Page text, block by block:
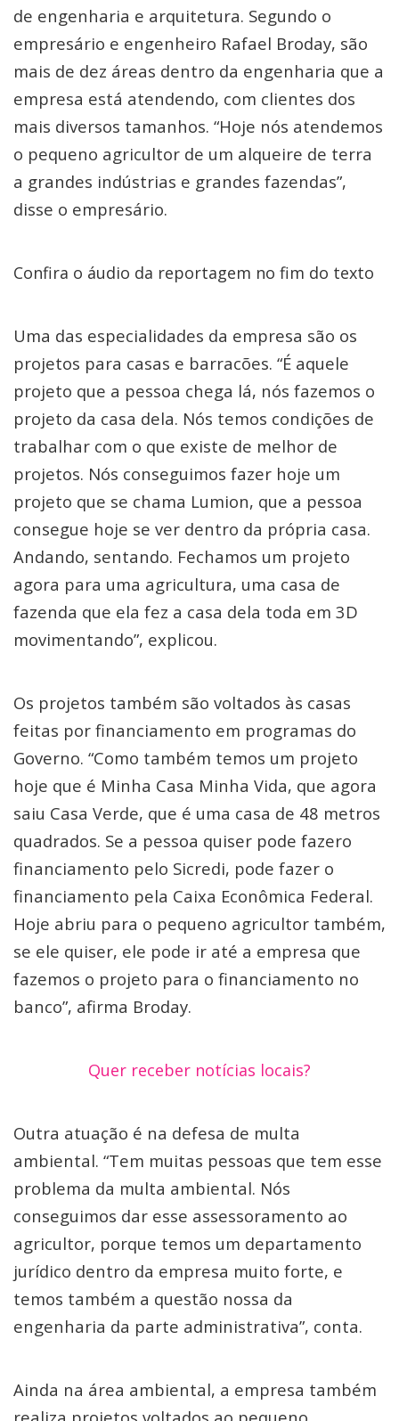
de engenharia e arquitetura. Segundo o
empresário e engenheiro Rafael Broday, são
mais de dez áreas dentro da engenharia que a
empresa está atendendo, com clientes dos
mais diversos tamanhos. “Hoje nós atendemos
o pequeno agricultor de um alqueire de terra
a grandes indústrias e grandes fazendas”,
disse o empresário.
Confira o áudio da reportagem no fim do texto
Uma das especialidades da empresa são os
projetos para casas e barracões. “É aquele
projeto que a pessoa chega lá, nós fazemos o
projeto da casa dela. Nós temos condições de
trabalhar com o que existe de melhor de
projetos. Nós conseguimos fazer hoje um
projeto que se chama Lumion, que a pessoa
consegue hoje se ver dentro da própria casa.
Andando, sentando. Fechamos um projeto
agora para uma agricultura, uma casa de
fazenda que ela fez a casa dela toda em 3D
movimentando”, explicou.
Os projetos também são voltados às casas
feitas por financiamento em programas do
Governo. “Como também temos um projeto
hoje que é Minha Casa Minha Vida, que agora
saiu Casa Verde, que é uma casa de 48 metros
quadrados. Se a pessoa quiser pode fazero
financiamento pelo Sicredi, pode fazer o
financiamento pela Caixa Econômica Federal.
Hoje abriu para o pequeno agricultor também,
se ele quiser, ele pode ir até a empresa que
fazemos o projeto para o financiamento no
banco”, afirma Broday.
Quer receber notícias locais?
Outra atuação é na defesa de multa
ambiental. “Tem muitas pessoas que tem esse
problema da multa ambiental. Nós
conseguimos dar esse assessoramento ao
agricultor, porque temos um departamento
jurídico dentro da empresa muito forte, e
temos também a questão nossa da
engenharia da parte administrativa”, conta.
Ainda na área ambiental, a empresa também